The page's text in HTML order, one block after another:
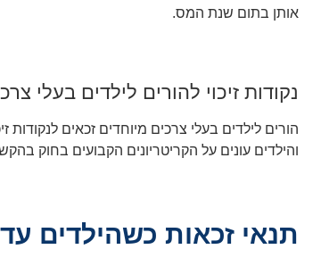
אותן בתום שנת המס.
נקודות זיכוי להורים לילדים בעלי
והילדים עונים על הקריטריונים הקבועים בחוק בהקשר נקודות זיכוי
תנאי זכאות כשהילדים עד